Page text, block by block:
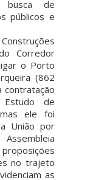
busca de
públicos e
Corredor
o Porto
(862
contratação
de
ele foi
União por
no trajeto
as